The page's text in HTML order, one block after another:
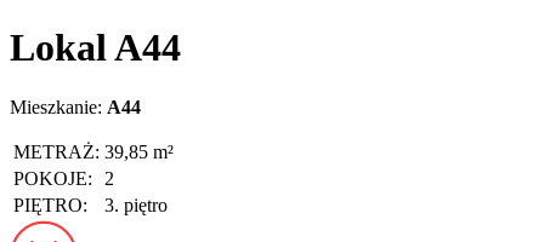
Lokal A44
Mieszkanie: A44
METRAŻ: 39,85 m²
POKOJE:
2
PIĘTRO:
3. piętro